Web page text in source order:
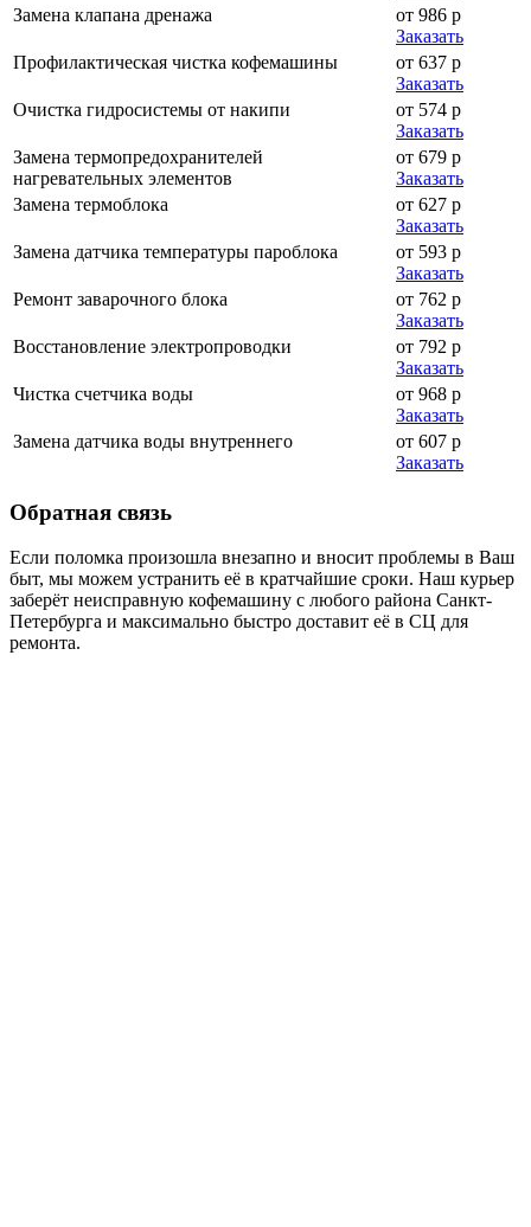
Замена клапана дренажа
от 986 р
Заказать
Профилактическая чистка кофемашины
от 637 р
Заказать
Очистка гидросистемы от накипи
от 574 р
Заказать
Замена термопредохранителей
нагревательных элементов
от 679 р
Заказать
Замена термоблока
от 627 р
Заказать
Замена датчика температуры пароблока
от 593 р
Заказать
Ремонт заварочного блока
от 762 р
Заказать
Восстановление электропроводки
от 792 р
Заказать
Чистка счетчика воды
от 968 р
Заказать
Замена датчика воды внутреннего
от 607 р
Заказать
Обратная связь
Если поломка произошла внезапно и вносит проблемы в Ваш
быт, мы можем устранить её в кратчайшие сроки. Наш курьер
заберёт неисправную кофемашину с любого района Санкт-
Петербурга и максимально быстро доставит её в СЦ для
ремонта.